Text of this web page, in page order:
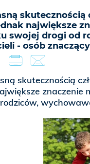
skutecznością
największe
swojej drogi od
- osób
skutecznością
znaczenie